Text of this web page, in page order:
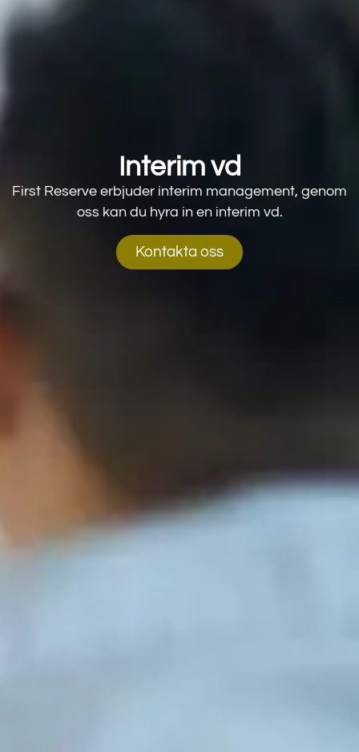
Interim vd
First Reserve erbjuder interim management, genom
oss kan du hyra in en interim vd.
Kontakta oss